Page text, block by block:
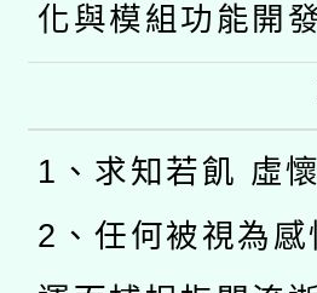
化與模組功能開
1、求知若飢 虛
2、任何被視為